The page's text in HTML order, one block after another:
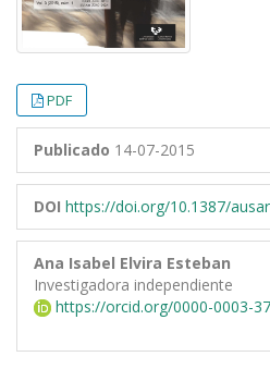
PDF
Publicado 14-07-2015
DOI https://doi.org/10.1387/
Ana Isabel Elvira Esteban
Investigadora independiente
https://orcid.org/0000-0003-